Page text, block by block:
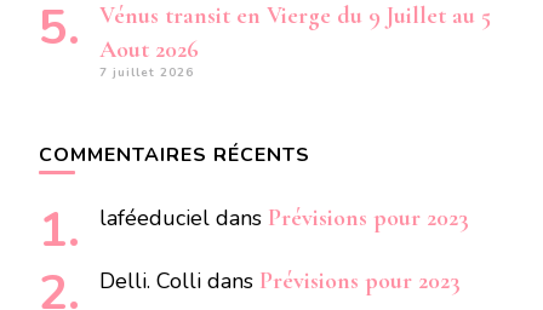
Vénus transit en Vierge du 9 Juillet au 5
Aout 2026
7 juillet 2026
COMMENTAIRES RÉCENTS
laféeduciel dans Prévisions pour 2023
Delli. Colli dans Prévisions pour 2023